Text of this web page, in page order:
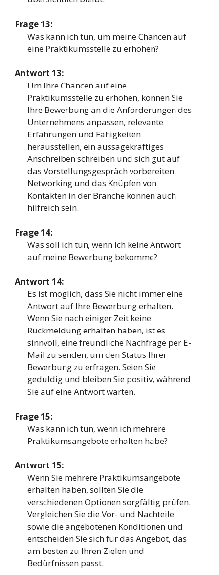
Frage 13:
Was kann ich tun, um meine Chancen auf
eine Praktikumsstelle zu erhöhen?
Antwort 13:
Um Ihre Chancen auf eine
Praktikumsstelle zu erhöhen, können Sie
Ihre Bewerbung an die Anforderungen des
Unternehmens anpassen, relevante
Erfahrungen und Fähigkeiten
herausstellen, ein aussagekräftiges
Anschreiben schreiben und sich gut auf
das Vorstellungsgespräch vorbereiten.
Networking und das Knüpfen von
Kontakten in der Branche können auch
hilfreich sein.
Frage 14:
Was soll ich tun, wenn ich keine Antwort
auf meine Bewerbung bekomme?
Antwort 14:
Es ist möglich, dass Sie nicht immer eine
Antwort auf Ihre Bewerbung erhalten.
Wenn Sie nach einiger Zeit keine
Rückmeldung erhalten haben, ist es
sinnvoll, eine freundliche Nachfrage per E-
Mail zu senden, um den Status Ihrer
Bewerbung zu erfragen. Seien Sie
geduldig und bleiben Sie positiv, während
Sie auf eine Antwort warten.
Frage 15:
Was kann ich tun, wenn ich mehrere
Praktikumsangebote erhalten habe?
Antwort 15:
Wenn Sie mehrere Praktikumsangebote
erhalten haben, sollten Sie die
verschiedenen Optionen sorgfältig prüfen.
Vergleichen Sie die Vor- und Nachteile
sowie die angebotenen Konditionen und
entscheiden Sie sich für das Angebot, das
am besten zu Ihren Zielen und
Bedürfnissen passt.